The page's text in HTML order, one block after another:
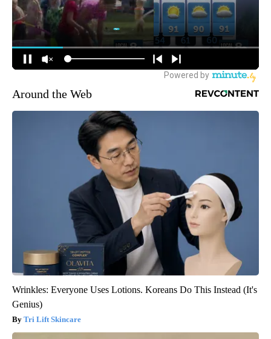
Around the Web
Wrinkles: Everyone Uses Lotions. Koreans Do This Instead (It's
Genius)
Tri Lift Skincare